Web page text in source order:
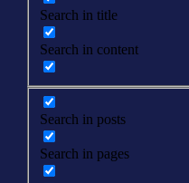
Search in title
Search in content
Search in posts
Search in pages